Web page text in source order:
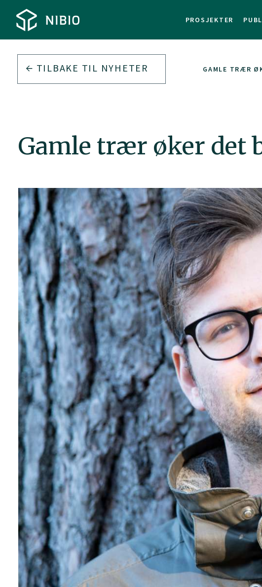
PROSJEKTER
TILBAKE TIL NYHETER GAMLE TRÆR
Gamle trær øker det